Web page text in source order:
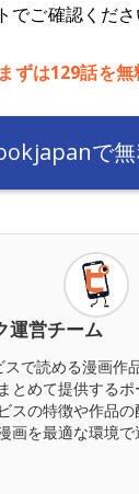
でご確認くださ
ずは129話を無
で
運営チーム
スで読める漫画作
とめて提供する
スの特徴や作品
画を最適な環境